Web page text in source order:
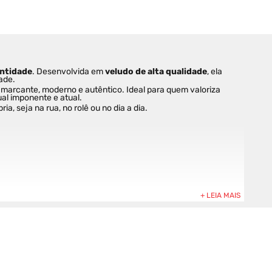
. Desenvolvida em veludo de alta qualidade, ela
moderno e autêntico. Ideal para quem valoriza
imponente e atual.
seja na rua, no rolê ou no dia a dia.